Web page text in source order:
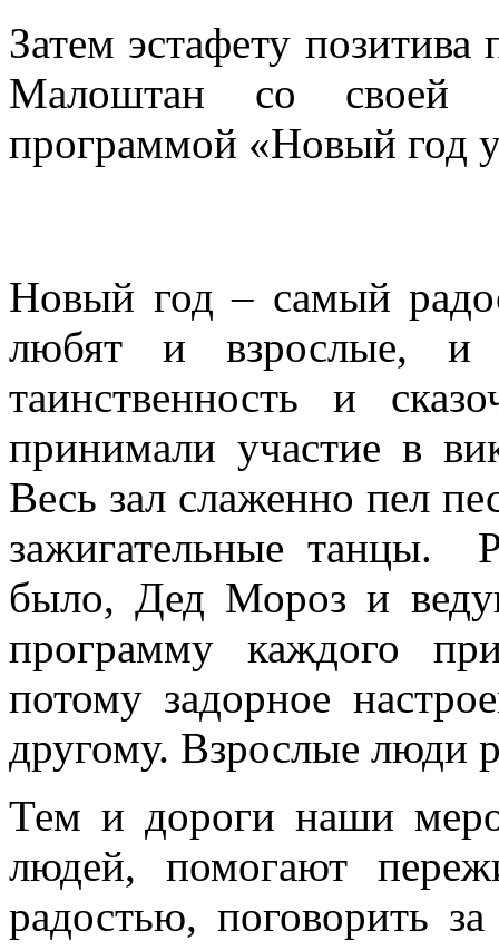
Затем эстафету
Малоштан со своей
программой «Новый год
Новый год – самый
любят и взрослые, и
таинственность и
принимали участие в
Весь зал слаженно пел
зажигательные танцы.
было, Дед Мороз и
программу каждого
потому задорное
другому. Взрослые люди
Тем и дороги наши
людей, помогают
радостью, поговорить